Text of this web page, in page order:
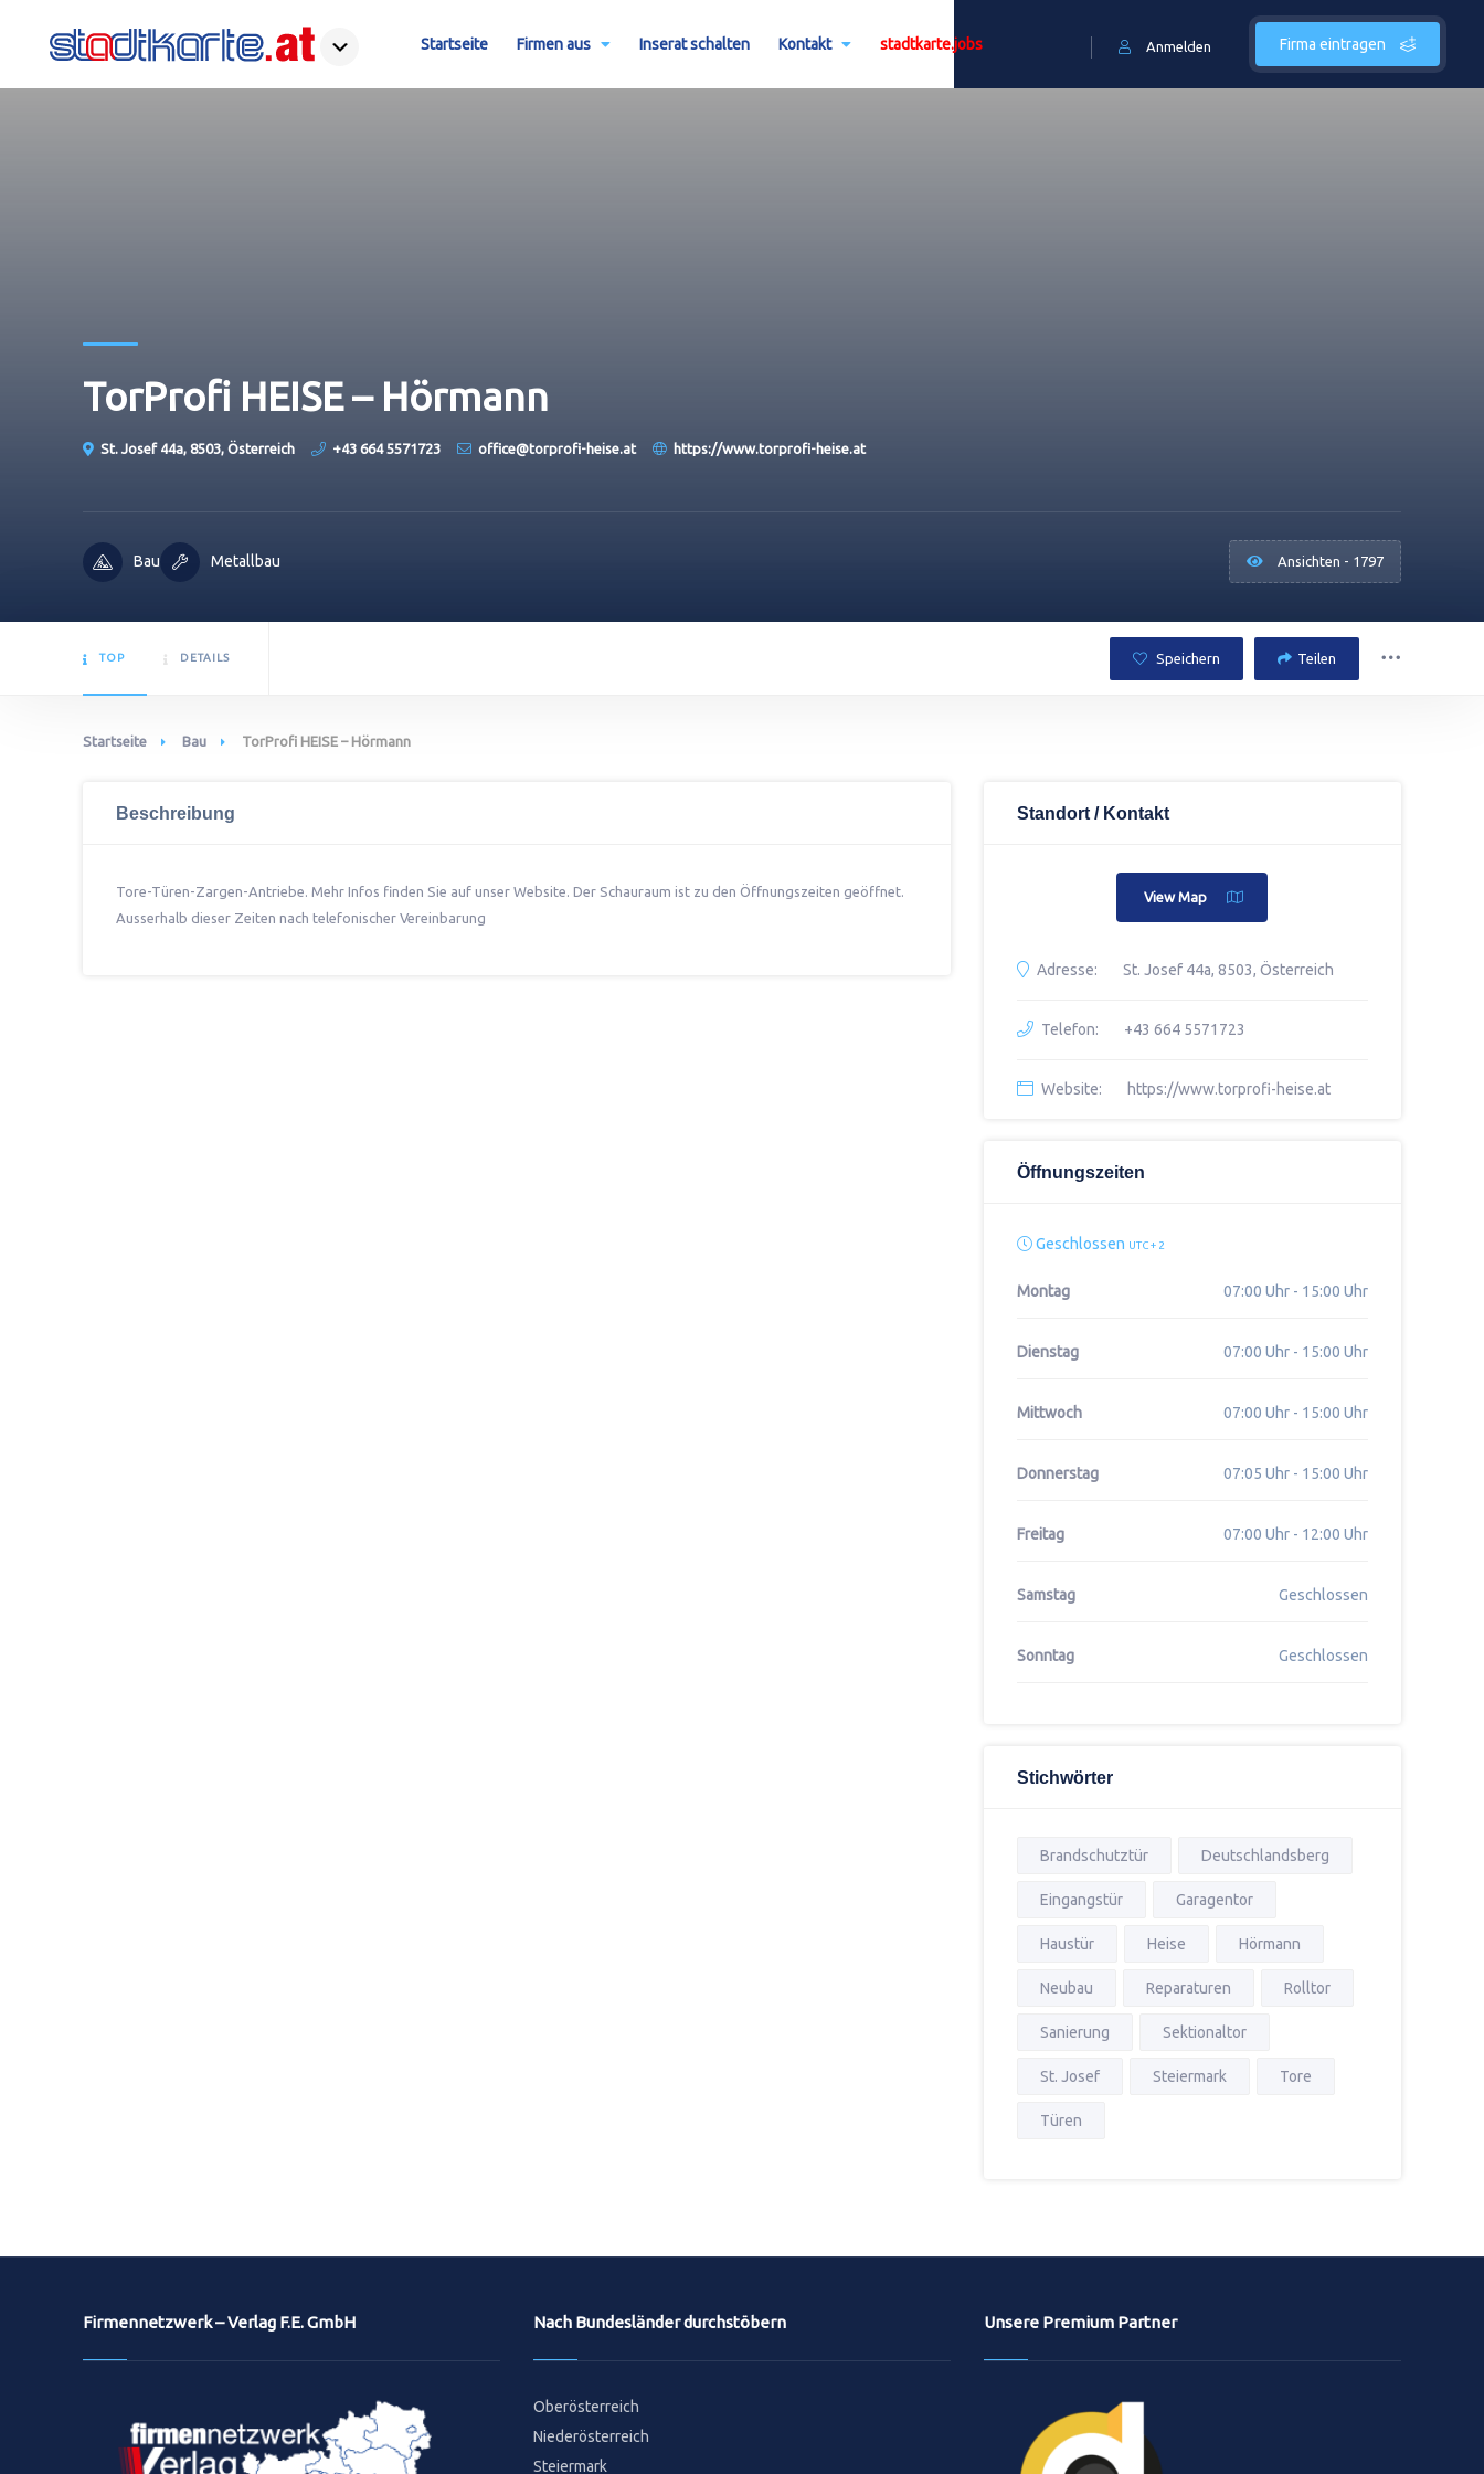
Firma eintragen
Anmelden
Startseite Firmen aus Inserat schalten Kontakt stadtkarte.jobs
TorProfi HEISE – Hörmann
St. Josef 44a, 8503, Österreich +43 664 5571723 office@torprofi-heise.at https://www.torprofi-heise.at
Bau Metallbau Ansichten - 1797
TOP DETAILS Speichern Teilen
Startseite Bau TorProfi HEISE – Hörmann
Beschreibung
Tore-Türen-Zargen-Antriebe. Mehr Infos finden Sie auf unser Website. Der Schauraum ist zu den Öffnungszeiten geöffnet.
Ausserhalb dieser Zeiten nach telefonischer Vereinbarung
Standort / Kontakt
View Map
Adresse: St. Josef 44a, 8503, Österreich
Telefon: +43 664 5571723
Website: https://www.torprofi-heise.at
Öffnungszeiten
Geschlossen UTC + 2
Montag 07:00 Uhr - 15:00 Uhr
Dienstag 07:00 Uhr - 15:00 Uhr
Mittwoch 07:00 Uhr - 15:00 Uhr
Donnerstag 07:05 Uhr - 15:00 Uhr
Freitag 07:00 Uhr - 12:00 Uhr
Samstag Geschlossen
Sonntag Geschlossen
Stichwörter
Brandschutztür Deutschlandsberg
Eingangstür Garagentor
Haustür Heise Hörmann
Neubau Reparaturen Rolltor
Sanierung Sektionaltor
St. Josef Steiermark Tore
Türen
Firmennetzwerk – Verlag F.E. GmbH Nach Bundesländer durchstöbern
Oberösterreich
Niederösterreich
Steiermark
Unsere Premium Partner